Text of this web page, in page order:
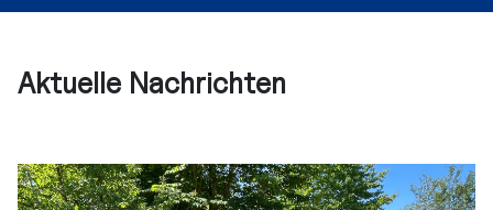
Aktuelle Nachrichten